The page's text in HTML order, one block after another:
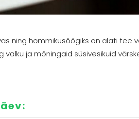
ning hommikusöögiks on alati tee
valku ja mõningaid süsivesikuid